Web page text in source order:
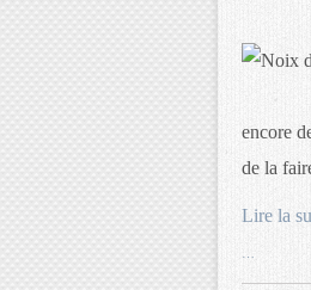
encore
de la
Lire la